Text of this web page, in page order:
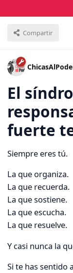
Compartir
El
fuerte
Siempre eres tú.
La que organiza.
La que recuerda.
La que sostiene.
La que escucha.
La que resuelve.
Y casi nunca la
Si te has sentido